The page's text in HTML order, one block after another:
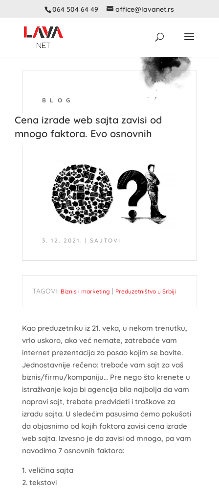
064 504 64 49 office@lavanet.rs
BLOG
Cena izrade web sajta zavisi od
mnogo faktora. Evo osnovnih
3. 12. 2021. | SAJTOVI
TAGOVI: Biznis i marketing | Preduzetništvo u Srbiji
Kao preduzetniku iz 21. veka, u nekom trenutku,
vrlo uskoro, ako već nemate, zatrebaće vam
internet prezentacija za posao kojim se bavite.
Jednostavnije rečeno: trebaće vam sajt za vaš
biznis/firmu/kompaniju… Pre nego što krenete u
istraživanje koja bi agencija bila najbolja da vam
napravi sajt, trebate predvideti i troškove za
izradu sajta. U sledećim pasusima ćemo pokušati
da objasnimo od kojih faktora zavisi cena izrade
web sajta. Izvesno je da zavisi od mnogo, pa vam
navodimo 7 osnovnih faktora:
veličina sajta
tekstovi